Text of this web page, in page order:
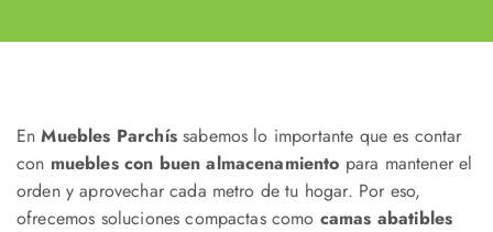
EnMuebles Parchíssabemos lo importante que es contar
con muebles con buen almacenamiento para mantener el
orden y aprovechar cada metro de tu hogar. Por eso,
ofrecemos soluciones compactas como camas abatibles